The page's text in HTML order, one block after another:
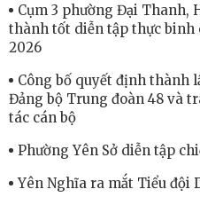
Cụm 3 phường Đại Thanh,
thành tốt diễn tập thực binh
2026
Công bố quyết định thành
Đảng bộ Trung đoàn 48 và
tác cán bộ
Phường Yên Sở diễn tập
Yên Nghĩa ra mắt Tiểu đội